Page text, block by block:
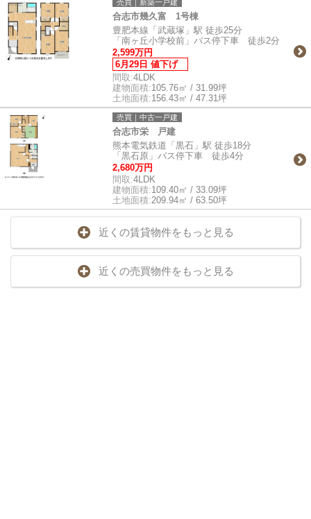
売買｜新築一戸建
合志市幾久富 1号棟
豊肥本線「武蔵塚」駅 徒歩25分
「南ヶ丘小学校前」バス停下車 徒歩2分
2,599万円
6月29日 値下げ
間取:4LDK
建物面積:105.76㎡ / 31.99坪
土地面積:156.43㎡ / 47.31坪
売買｜中古一戸建
合志市栄 戸建
熊本電気鉄道「黒石」駅 徒歩18分
「黒石原」バス停下車 徒歩4分
2,680万円
間取:4LDK
建物面積:109.40㎡ / 33.09坪
土地面積:209.94㎡ / 63.50坪
近くの賃貸物件をもっと見る
近くの売買物件をもっと見る